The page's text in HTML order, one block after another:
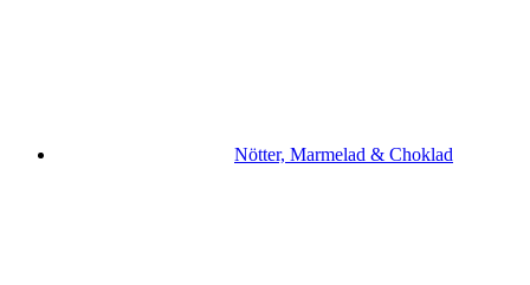
Nötter, Marmelad & Choklad